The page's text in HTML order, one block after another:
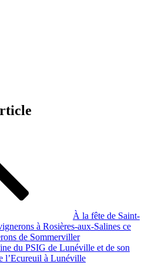
À la fête de Saint-
à Rosières-aux-Salines ce
de Sommerviller
du PSIG de Lunéville et de son
l’Ecureuil à Lunéville